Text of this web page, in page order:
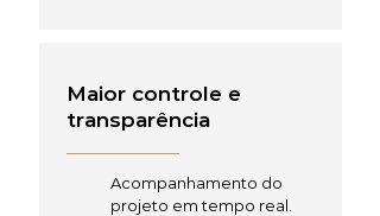
Maior controle e
transparência
Acompanhamento do
projeto em tempo real.